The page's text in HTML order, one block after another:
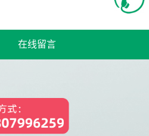
在线留言